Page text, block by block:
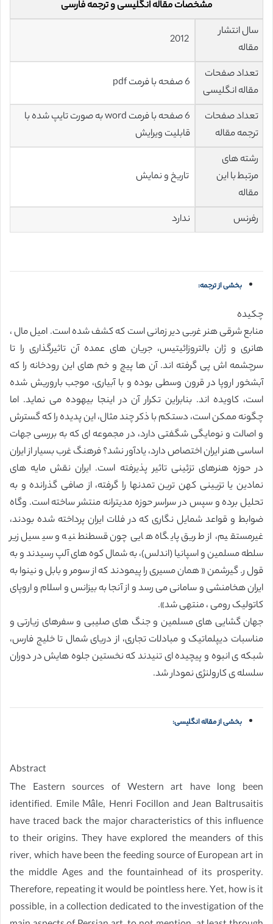
مشخصات مقاله انگلیسی و ترجمه فارسی
سال انتشار
مقاله
تعداد صفحات
مقاله انگلیسی
6 صفحه با فرمت pdf
تعداد صفحات
ترجمه مقاله
6 صفحه با فرمت word به صورت تایپ شده با
قابلیت ویرایش
رشته های
مرتبط با این
مقاله
تاریخ و نمایش
رفرنس ندارد
بخشی از ترجمه:
چکیده
منابع شرقی هنر غربی دیر زمانی است که کشف شده است. امیل مال ،
هانری و ژان بالتروزائیتیس، جریان های عمده آن تاثیرگذاری را تا
سرچشمه اش پی گرفته اند. آن ها پیچ و خم های این رودخانه را که
آبشخور اروپا در قرون وسطی بوده و با آبیاری، موجب باروریش شده
است، کاویده اند. بنابراین تکرار آن در اینجا بیهوده می نماید. اما
چگونه ممکن است، دستکم با ذکر چند مثال، این پدیده را که گسترش
و اصالت و نومایگی شگفتی دارد، در مجموعه ای که به بررسی جهات
اساسی هنر ایران اختصاص دارد، یادآور نشد؟ فرهنگ غرب بسیار از ایران
در حوزه هنرهای تزئینی تاثیر پذیرفته است. ایران نقش مایه های
نمادین یا تزیینی کهن ترین تمدنها را گرفته، از صافی گذرانده و به
تحلیل برده و سپس در سراسر حوزه مدیترانه منتشر ساخته است. وگاه
ضوابط و قواعد شمایل نگاری که در فلات ایران پرداخته شده بودند،
غیرمستقیم، از طریق پایگاه هایی چون قسطنطنیه و سیسیل زیر
سلطه مسلمین و اسپانیا (اندلس)، به شمال کوه های آلپ رسیدند و به
قول ر. گیرشمن « همان مسیری را پیمودند که از سومر و بابل و نینوا به
ایران هخامنشی و سامانی می رسد و از آنجا به بیزانس و اسلام و اروپای
کاتولیک رومی ، منتهی شد».
جهان گشایی های مسلمین و جنگ های صلیبی و سفرهای زیارتی و
مناسبات دیپلماتیک و مبادلات تجاری، از دریای شمال تا خلیج فارس،
شبکه ی انبوه و پیچیده ای تنیدند که نخستین جلوه هایش در دوران
سلسله ی کارولنژی نمودار شد.
بخشی از مقاله انگلیسی:
Abstract
The Eastern sources of Western art have long been
identified. Emile Mâle, Henri Focillon and Jean Baltrusaitis
have traced back the major characteristics of this influence
to their origins. They have explored the meanders of this
river, which have been the feeding source of European art in
the middle Ages and the fountainhead of its prosperity.
Therefore, repeating it would be pointless here. Yet, how is it
possible, in a collection dedicated to the investigation of the